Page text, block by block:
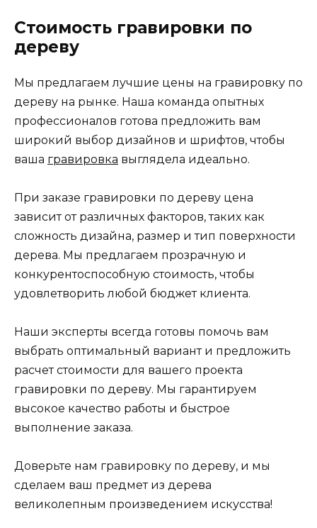
Стоимость гравировки по
дереву
Мы предлагаем лучшие цены на гравировку по
дереву на рынке. Наша команда опытных
профессионалов готова предложить вам
широкий выбор дизайнов и шрифтов, чтобы
ваша гравировка выглядела идеально.
При заказе гравировки по дереву цена
зависит от различных факторов, таких как
сложность дизайна, размер и тип поверхности
дерева. Мы предлагаем прозрачную и
конкурентоспособную стоимость, чтобы
удовлетворить любой бюджет клиента.
Наши эксперты всегда готовы помочь вам
выбрать оптимальный вариант и предложить
расчет стоимости для вашего проекта
гравировки по дереву. Мы гарантируем
высокое качество работы и быстрое
выполнение заказа.
Доверьте нам гравировку по дереву, и мы
сделаем ваш предмет из дерева
великолепным произведением искусства!